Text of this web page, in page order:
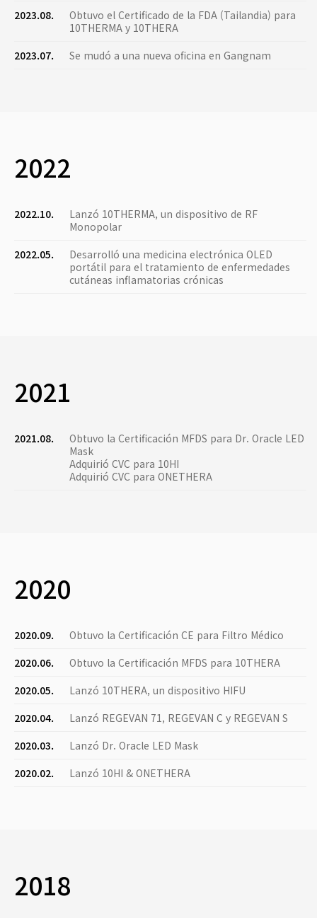
2023.08.
Obtuvo el Certificado de la FDA (Tailandia) para
10THERMA y 10THERA
2023.07.
Se mudó a una nueva oficina en Gangnam
2022
2022.10.
Lanzó 10THERMA, un dispositivo de RF
Monopolar
2022.05.
Desarrolló una medicina electrónica OLED
portátil para el tratamiento de enfermedades
cutáneas inflamatorias crónicas
2021
2021.08.
Obtuvo la Certificación MFDS para Dr. Oracle LED
Mask
Adquirió CVC para 10HI
Adquirió CVC para ONETHERA
2020
2020.09.
Obtuvo la Certificación CE para Filtro Médico
2020.06.
Obtuvo la Certificación MFDS para 10THERA
2020.05.
Lanzó 10THERA, un dispositivo HIFU
2020.04.
Lanzó REGEVAN 71, REGEVAN C y REGEVAN S
2020.03.
Lanzó Dr. Oracle LED Mask
2020.02.
Lanzó 10HI & ONETHERA
2018